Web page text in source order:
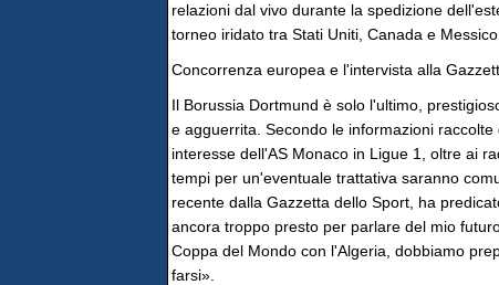
relazioni dal vivo durante la spedizione
torneo iridato tra Stati Uniti, Canada e Messico.
Concorrenza europea e l'intervista alla
Il Borussia Dortmund è solo l'ultimo,
e agguerrita. Secondo le informazioni
interesse dell'AS Monaco in Ligue 1, oltre ai
tempi per un'eventuale trattativa saranno
recente dalla Gazzetta dello Sport, ha
ancora troppo presto per parlare del mio
Coppa del Mondo con l'Algeria, dobbiamo
farsi».